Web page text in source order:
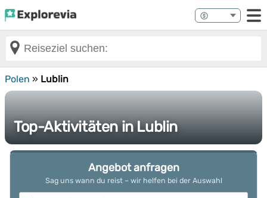
Polen » Lublin
Top-Aktivitäten in Lublin
Angebot anfragen
Sag uns wann du reist – wir helfen bei der Auswahl